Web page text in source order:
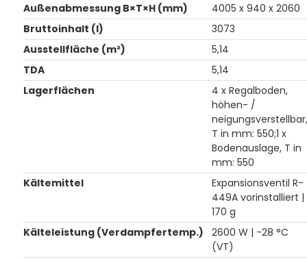
Außenabmessung B×T×H (mm)
4005 x 940 x 2060
Bruttoinhalt (l)
3073
Ausstellfläche (m²)
5,14
TDA
5,14
Lagerflächen
4 x Regalboden,
höhen- /
neigungsverstellbar,
T in mm: 550;1 x
Bodenauslage, T in
mm: 550
Kältemittel
Expansionsventil R-
449A vorinstalliert |
170 g
Kälteleistung (Verdampfertemp.)
2600 W | -28 °C
(VT)